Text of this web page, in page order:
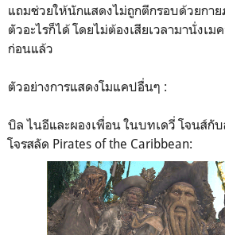
แถมช่วยให้นักแสดงไม่ถูกตีกรอบด้วยกา
ตัวอะไรก็ได้ โดยไม่ต้องเสียเวลามานั่งเ
ก่อนแล้ว
ตัวอย่างการแสดงโมแคปอื่นๆ :
บิล ไนอีและผองเพื่อน ในบทเดวี่ โจนส์กั
โจรสลัด Pirates of the Caribbean: